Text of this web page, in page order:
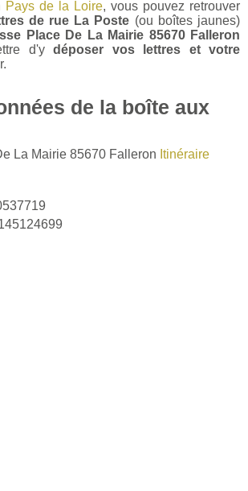
Pays de la Loire, vous pouvez retrouver
de rue La Poste (ou boîtes jaunes)
Place De La Mairie 85670 Falleron
d'y déposer vos lettres et votre
de la boîte aux
La Mairie 85670 Falleron Itinéraire